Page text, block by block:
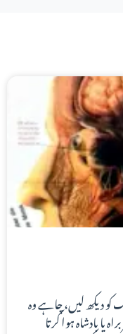
کو دیکھ لیں، چاہے وہ
بادشاہ ہوا کرتا